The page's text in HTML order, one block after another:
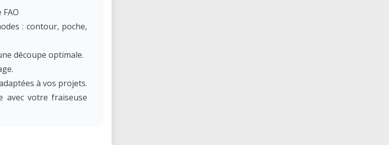
: contour, poche,
découpe optimale.
à vos projets.
avec votre fraiseuse